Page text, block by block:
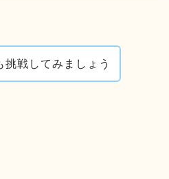
挑戦してみましょう